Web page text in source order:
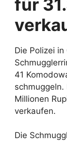
für
Die Polizei
41
Millionen
verkaufen.
Die